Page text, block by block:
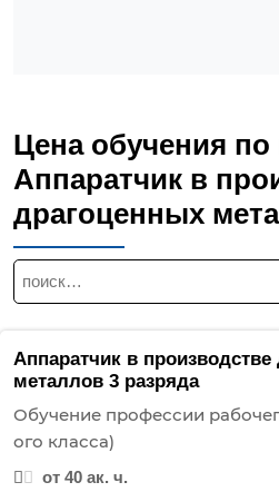
Цена обучения
Аппаратчик в
драгоценных
Н
а
й
т
и
Аппаратчик в
металлов 3 разряда
Обучение профессии
ого класса)
от 40 ак. ч.